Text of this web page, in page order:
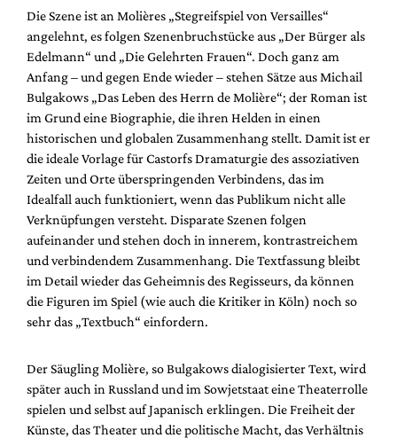
Die Szene ist an Molières „Stegreifspiel von Versailles“
angelehnt, es folgen Szenenbruchstücke aus „Der Bürger als
Edelmann“ und „Die Gelehrten Frauen“. Doch ganz am
Anfang – und gegen Ende wieder – stehen Sätze aus Michail
Bulgakows „Das Leben des Herrn de Molière“; der Roman ist
im Grund eine Biographie, die ihren Helden in einen
historischen und globalen Zusammenhang stellt. Damit ist er
die ideale Vorlage für Castorfs Dramaturgie des assoziativen
Zeiten und Orte überspringenden Verbindens, das im
Idealfall auch funktioniert, wenn das Publikum nicht alle
Verknüpfungen versteht. Disparate Szenen folgen
aufeinander und stehen doch in innerem, kontrastreichem
und verbindendem Zusammenhang. Die Textfassung bleibt
im Detail wieder das Geheimnis des Regisseurs, da können
die Figuren im Spiel (wie auch die Kritiker in Köln) noch so
sehr das „Textbuch“ einfordern.
Der Säugling Molière, so Bulgakows dialogisierter Text, wird
später auch in Russland und im Sowjetstaat eine Theaterrolle
spielen und selbst auf Japanisch erklingen. Die Freiheit der
Künste, das Theater und die politische Macht, das Verhältnis